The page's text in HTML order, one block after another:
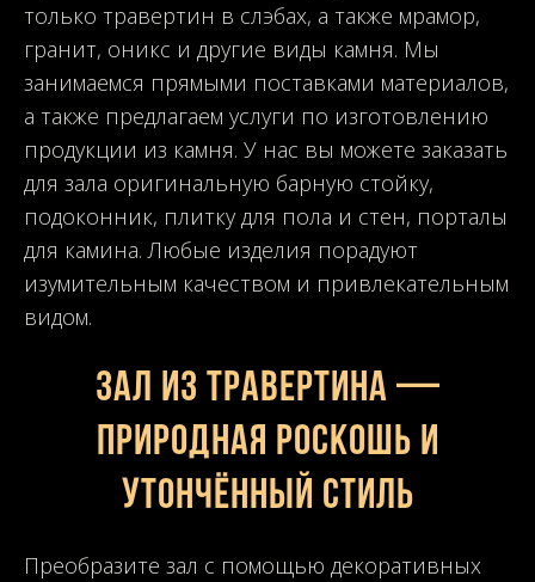
только травертин в слэбах, а также мрамор,
гранит, оникс и другие виды камня. Мы
занимаемся прямыми поставками материалов,
а также предлагаем услуги по изготовлению
продукции из камня. У нас вы можете заказать
для зала оригинальную барную стойку,
подоконник, плитку для пола и стен, порталы
для камина. Любые изделия порадуют
изумительным качеством и привлекательным
видом.
Зал из травертина —
природная роскошь и
утончённый стиль
Преобразите зал с помощью декоративных